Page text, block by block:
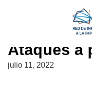
Ataques a
julio 11, 2022